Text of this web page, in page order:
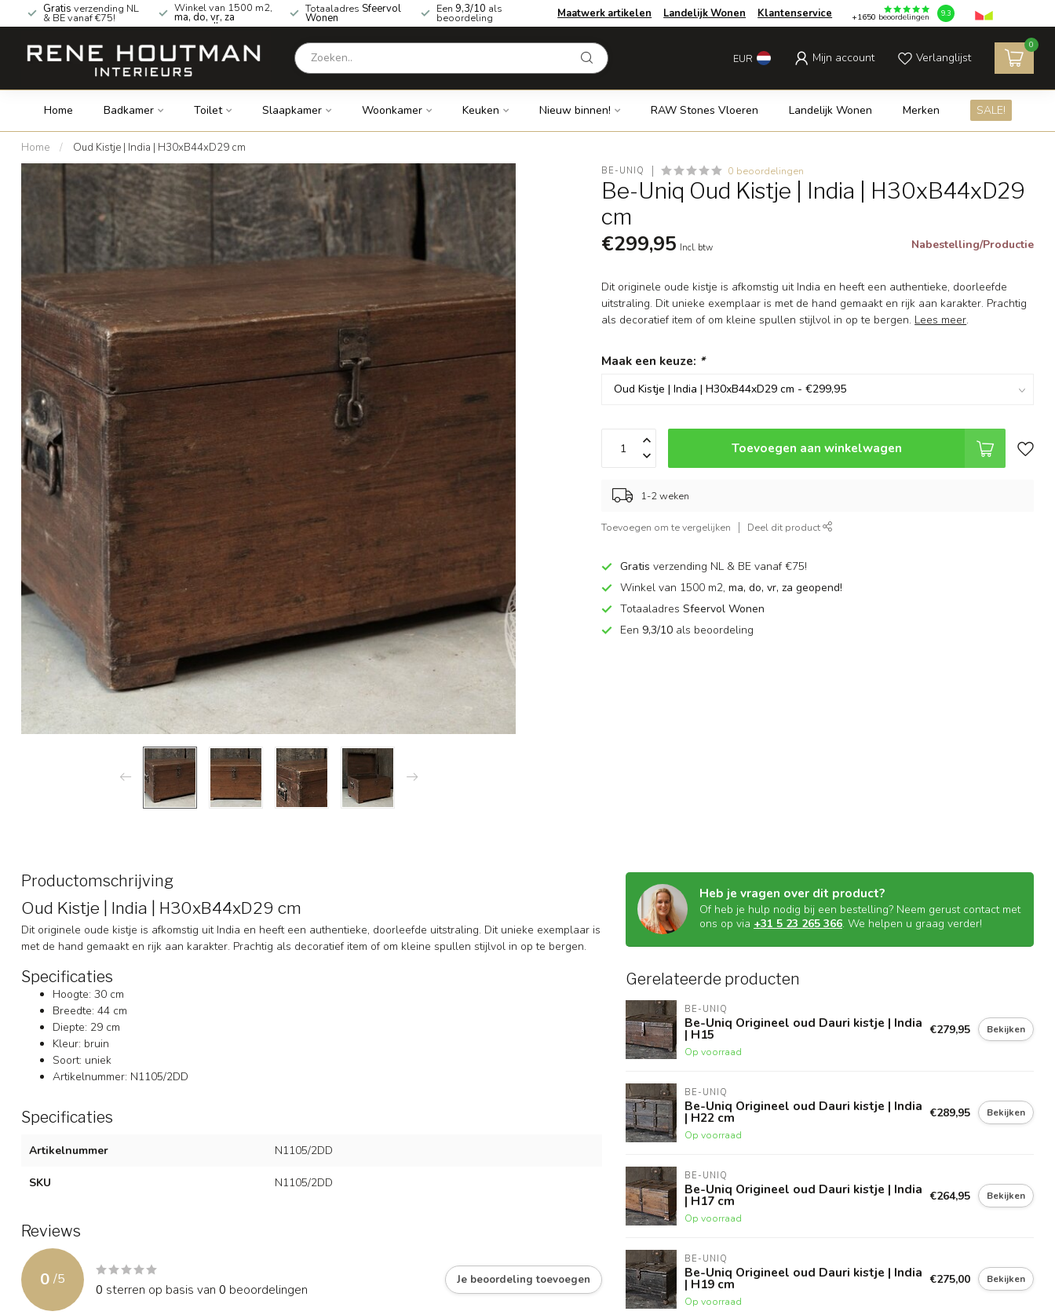
Gratis verzending NL
& BE vanaf €75!
Winkel van 1500 m2,
ma, do, vr, za
geopend!
Totaaladres Sfeervol
Wonen
Een 9,3/10 als
beoordeling Maatwerk artikelen Landelijk Wonen Klantenservice +1650 beoordelingen 9.3
EUR Mijn account Verlanglijst
0
Home Badkamer Toilet Slaapkamer Woonkamer Keuken Nieuw binnen! RAW Stones Vloeren Landelijk Wonen Merken SALE!
Home / Oud Kistje | India | H30xB44xD29 cm
BE-UNIQ 0 beoordelingen
Be-Uniq Oud Kistje | India | H30xB44xD29
cm
€299,95 Incl. btw Nabestelling/Productie
Dit originele oude kistje is afkomstig uit India en heeft een authentieke, doorleefde
uitstraling. Dit unieke exemplaar is met de hand gemaakt en rijk aan karakter. Prachtig
als decoratief item of om kleine spullen stijlvol in op te bergen. Lees meer.
Maak een keuze: *
Toevoegen aan winkelwagen
1-2 weken
Toevoegen om te vergelijken Deel dit product
Gratisverzending NL & BE vanaf €75!
Winkel van 1500 m2,ma, do, vr, za geopend!
TotaaladresSfeervol Wonen
Een 9,3/10 als beoordeling
Productomschrijving
Oud Kistje | India | H30xB44xD29 cm
Dit originele oude kistje is afkomstig uit India en heeft een authentieke, doorleefde uitstraling. Dit unieke exemplaar is
met de hand gemaakt en rijk aan karakter. Prachtig als decoratief item of om kleine spullen stijlvol in op te bergen.
Specificaties
Hoogte: 30 cm
Breedte: 44 cm
Diepte: 29 cm
Kleur: bruin
Soort: uniek
Artikelnummer: N1105/2DD
Specificaties
Artikelnummer N1105/2DD
SKU N1105/2DD
Reviews
0 /5
0 sterren op basis van 0 beoordelingen
Je beoordeling toevoegen
Heb je vragen over dit product?
Of heb je hulp nodig bij een bestelling? Neem gerust contact met
ons op via +31 5 23 265 366. We helpen u graag verder!
Gerelateerde producten
BE-UNIQ
Be-Uniq Origineel oud Dauri kistje | India
| H15
Op voorraad
€279,95 Bekijken
BE-UNIQ
Be-Uniq Origineel oud Dauri kistje | India
| H22 cm
Op voorraad
€289,95 Bekijken
BE-UNIQ
Be-Uniq Origineel oud Dauri kistje | India
| H17 cm
Op voorraad
€264,95 Bekijken
BE-UNIQ
Be-Uniq Origineel oud Dauri kistje | India
| H19 cm
Op voorraad
€275,00 Bekijken